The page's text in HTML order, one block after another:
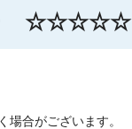
☆☆☆☆☆
合がございます。